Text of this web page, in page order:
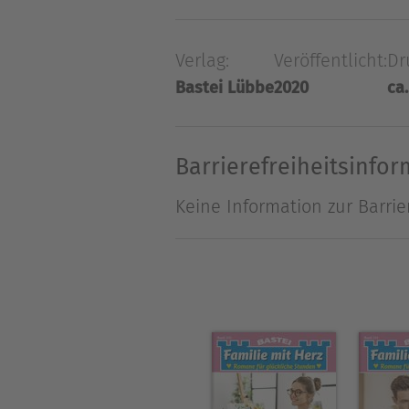
Herausforderungen
Erkenntnis bringt ihm
Verlag:
Bastei Lübbe
Veröffentlicht:
2020
Keine Information zur